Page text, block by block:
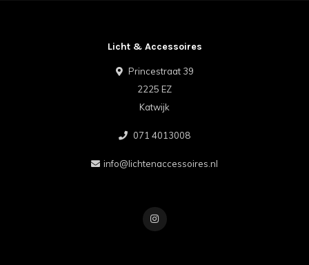
Licht & Accessoires
Princestraat 39
2225 EZ
Katwijk
071 4013008
info@lichtenaccessoires.nl